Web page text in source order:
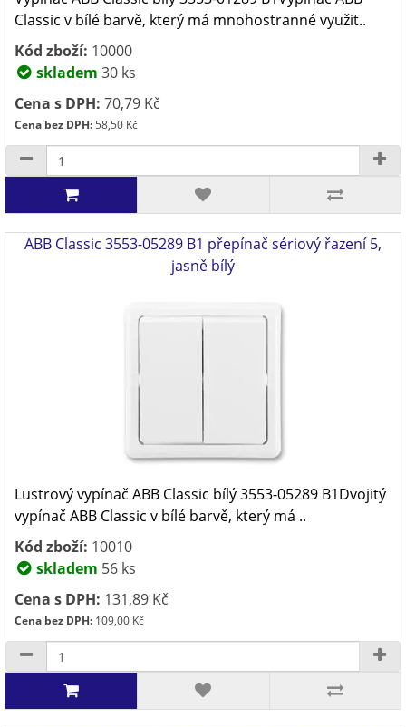
Classic v bílé barvě, který má mnohostranné využit..
Kód zboží: 10000
skladem 30 ks
Cena s DPH: 70,79 Kč
Cena bez DPH:58,50 Kč
ABB Classic 3553-05289 B1 přepínač sériový řazení 5,
jasně bílý
Lustrový vypínač ABB Classic bílý 3553-05289 B1Dvojitý
vypínač ABB Classic v bílé barvě, který má ..
Kód zboží: 10010
skladem 56 ks
Cena s DPH: 131,89 Kč
Cena bez DPH: 109,00 Kč